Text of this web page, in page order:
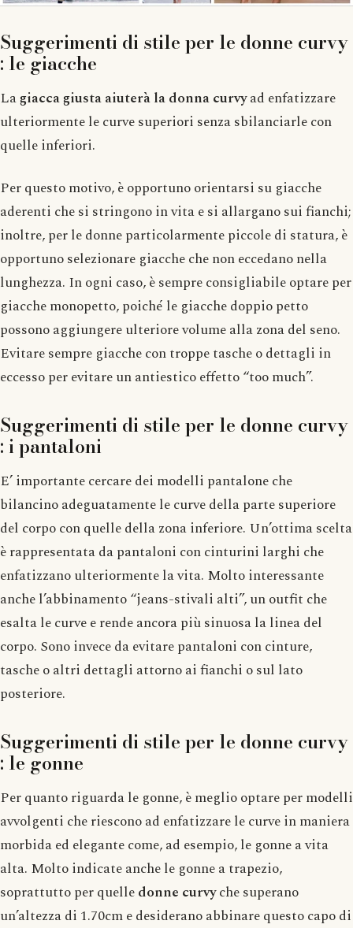
Suggerimenti di stile per le donne curvy
: le giacche
Lagiacca giusta aiuterà la donna curvyad enfatizzare
ulteriormente le curve superiori senza sbilanciarle con
quelle inferiori.
Per questo motivo, è opportuno orientarsi su giacche
aderenti che si stringono in vita e si allargano sui fianchi;
inoltre, per le donne particolarmente piccole di statura, è
opportuno selezionare giacche che non eccedano nella
lunghezza. In ogni caso, è sempre consigliabile optare per
giacche monopetto, poiché le giacche doppio petto
possono aggiungere ulteriore volume alla zona del seno.
Evitare sempre giacche con troppe tasche o dettagli in
eccesso per evitare un antiestico effetto “too much”.
Suggerimenti di stile per le donne curvy
: i pantaloni
E’ importante cercare dei modelli pantalone che
bilancino adeguatamente le curve della parte superiore
del corpo con quelle della zona inferiore. Un’ottima scelta
è rappresentata da pantaloni con cinturini larghi che
enfatizzano ulteriormente la vita. Molto interessante
anche l’abbinamento “jeans-stivali alti”, un outfit che
esalta le curve e rende ancora più sinuosa la linea del
corpo. Sono invece da evitare pantaloni con cinture,
tasche o altri dettagli attorno ai fianchi o sul lato
posteriore.
Suggerimenti di stile per le donne curvy
: le gonne
Per quanto riguarda le gonne, è meglio optare per modelli
avvolgenti che riescono ad enfatizzare le curve in maniera
morbida ed elegante come, ad esempio, le gonne a vita
alta. Molto indicate anche le gonne a trapezio,
soprattutto per quelledonne curvyche superano
un’altezza di 1.70cm e desiderano abbinare questo capo di